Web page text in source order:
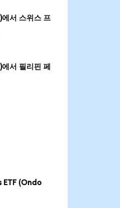
서 스위스 프
서 필리핀 페
ETF (Ondo